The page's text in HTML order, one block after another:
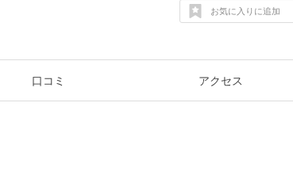
お気に入りに追加
口コミ アクセス